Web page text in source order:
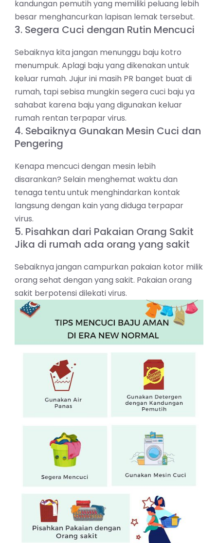
kandungan pemutih yang memiliki peluang lebih
besar menghancurkan lapisan lemak tersebut.
3. Segera Cuci dengan Rutin Mencuci
Sebaiknya kita jangan menunggu baju kotro
menumpuk. Aplagi baju yang dikenakan untuk
keluar rumah. Jujur ini masih PR banget buat di
rumah, tapi sebisa mungkin segera cuci baju ya
sahabat karena baju yang digunakan keluar
rumah rentan terpapar virus.
4. Sebaiknya Gunakan Mesin Cuci dan
Pengering
Kenapa mencuci dengan mesin lebih
disarankan? Selain menghemat waktu dan
tenaga tentu untuk menghindarkan kontak
langsung dengan kain yang diduga terpapar
virus.
5. Pisahkan dari Pakaian Orang Sakit
Jika di rumah ada orang yang sakit
Sebaiknya jangan campurkan pakaian kotor milik
orang sehat dengan yang sakit. Pakaian orang
sakit berpotensi dilekati virus.